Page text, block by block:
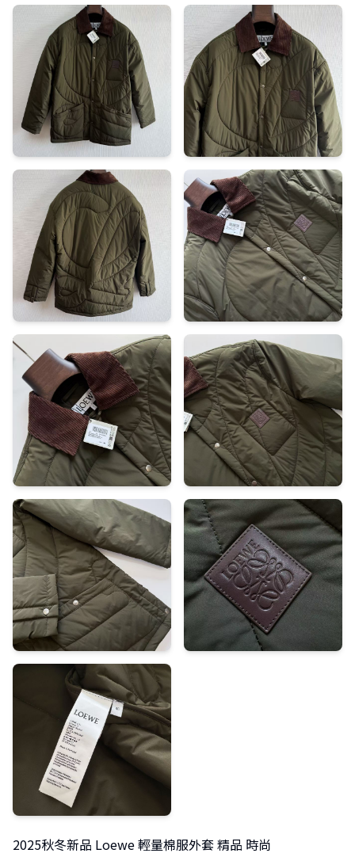
2025秋冬新品 Loewe 輕量棉服外套 精品 時尚